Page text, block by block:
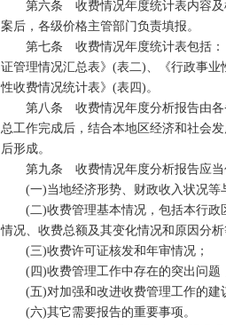
第六条 收费情况年度统计表内容及
案后，各级价格主管部门负责填报。
第七条 收费情况年度统计表包括：
证管理情况汇总表》(表二)、《行政事
性收费情况统计表》(表四)。
第八条 收费情况年度分析报告由各
总工作完成后，结合本地区经济和社会
后形成。
第九条 收费情况年度分析报告应当
(一)当地经济形势、财政收入状况等
(二)收费管理基本情况，包括本行政
情况、收费总额及其变化情况和原因分析
(三)收费许可证核发和年审情况；
(四)收费管理工作中存在的突出问题
(五)对加强和改进收费管理工作的建
(六)其它需要报告的重要事项。